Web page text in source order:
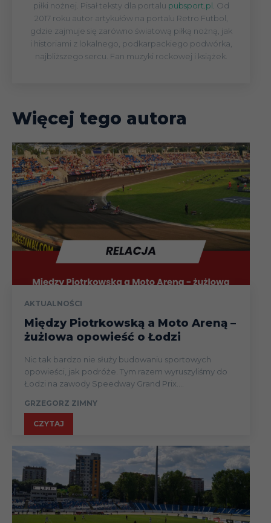
piłki nożnej. Pisał teksty dla portalu pubsport.pl. Od
2017 roku autor artykułów na portalu Retro Futbol,
gdzie zajmuje się zarówno światową piłką nożną, jak
i historiami z lokalnego, podkarpackiego podwórka,
najbliższego sercu. Fan muzyki rockowej i książek.
Więcej tego autora
AKTUALNOŚCI
Między Piotrkowską a Moto Areną –
żużlowa opowieść o Łodzi
Nic tak bardzo nie służy budowaniu sportowych
opowieści, jak podróże. Tym razem wyruszyliśmy do
Łodzi na zawody Speedway Grand Prix....
GRZEGORZ ZIMNY
CZYTAJ